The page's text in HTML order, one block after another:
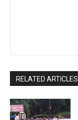
RELATED ARTICLES